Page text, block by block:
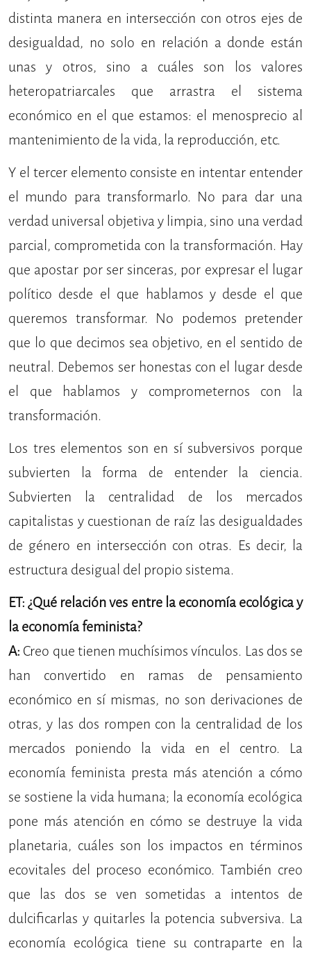
distinta manera en intersección con otros ejes de
desigualdad, no solo en relación a donde están
unas y otros, sino a cuáles son los valores
heteropatriarcales que arrastra el sistema
económico en el que estamos: el menosprecio al
mantenimiento de la vida, la reproducción, etc.
Y el tercer elemento consiste en intentar entender
el mundo para transformarlo. No para dar una
verdad universal objetiva y limpia, sino una verdad
parcial, comprometida con la transformación. Hay
que apostar por ser sinceras, por expresar el lugar
político desde el que hablamos y desde el que
queremos transformar. No podemos pretender
que lo que decimos sea objetivo, en el sentido de
neutral. Debemos ser honestas con el lugar desde
el que hablamos y comprometernos con la
transformación.
Los tres elementos son en sí subversivos porque
subvierten la forma de entender la ciencia.
Subvierten la centralidad de los mercados
capitalistas y cuestionan de raíz las desigualdades
de género en intersección con otras. Es decir, la
estructura desigual del propio sistema.
ET: ¿Qué relación ves entre la economía ecológica y
la economía feminista?
A: Creo que tienen muchísimos vínculos. Las dos se
han convertido en ramas de pensamiento
económico en sí mismas, no son derivaciones de
otras, y las dos rompen con la centralidad de los
mercados poniendo la vida en el centro. La
economía feminista presta más atención a cómo
se sostiene la vida humana; la economía ecológica
pone más atención en cómo se destruye la vida
planetaria, cuáles son los impactos en términos
ecovitales del proceso económico. También creo
que las dos se ven sometidas a intentos de
dulcificarlas y quitarles la potencia subversiva. La
economía ecológica tiene su contraparte en la